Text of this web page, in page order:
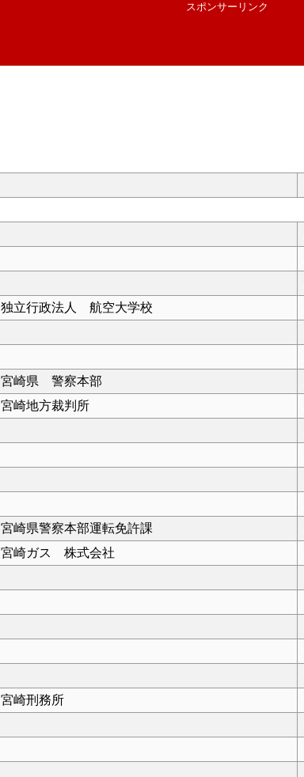
スポンサーリンク
独立行政法人 航空大学校
宮崎県 警察本部
宮崎地方裁判所
宮崎県警察本部運転免許課
宮崎ガス 株式会社
宮崎刑務所